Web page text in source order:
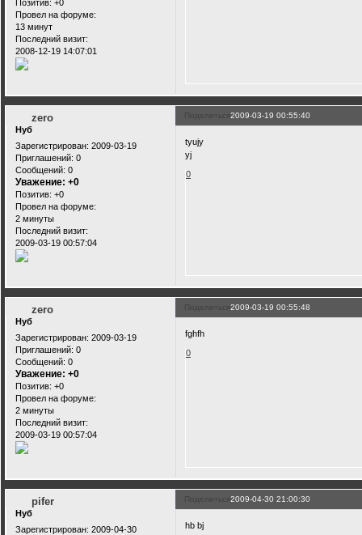
Позитив: +0
Провел на форуме:
13 минут
Последний визит:
2008-12-19 14:07:01
Поделиться2009-03-19 00:55:40
zero
Нуб
Зарегистрирован: 2009-03-19
Приглашений: 0
Сообщений: 0
Уважение: +0
Позитив: +0
Провел на форуме:
2 минуты
Последний визит:
2009-03-19 00:57:04
tyujy
yj
0
Поделиться2009-03-19 00:55:48
zero
Нуб
Зарегистрирован: 2009-03-19
Приглашений: 0
Сообщений: 0
Уважение: +0
Позитив: +0
Провел на форуме:
2 минуты
Последний визит:
2009-03-19 00:57:04
fghfh
0
Поделиться2009-04-30 21:00:30
pifer
Нуб
Зарегистрирован: 2009-04-30
hb bj